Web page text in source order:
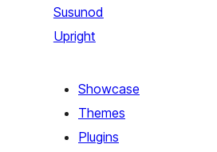
Susunod
Upright
Showcase
Themes
Plugins